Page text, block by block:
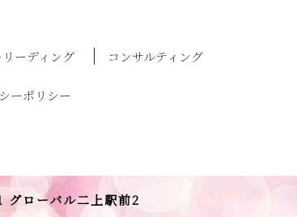
ーディング コンサルティング
ーポリシー
グローバル二上駅前2